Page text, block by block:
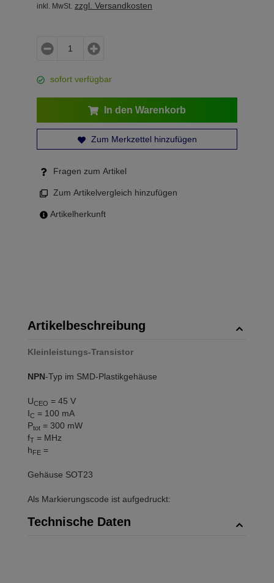
inkl. MwSt. zzgl. Versandkosten
sofort verfügbar
In den Warenkorb
Zum Merkzettel hinzufügen
Fragen zum Artikel
Zum Artikelvergleich hinzufügen
Artikelherkunft
Artikelbeschreibung
Kleinleistungs-Transistor
NPN-Typ im SMD-Plastikgehäuse
UCEO = 45 V
IC = 100 mA
Ptot = 300 mW
fT = MHz
hFE =
Gehäuse SOT23
Als Markierungscode ist aufgedruckt:
Technische Daten